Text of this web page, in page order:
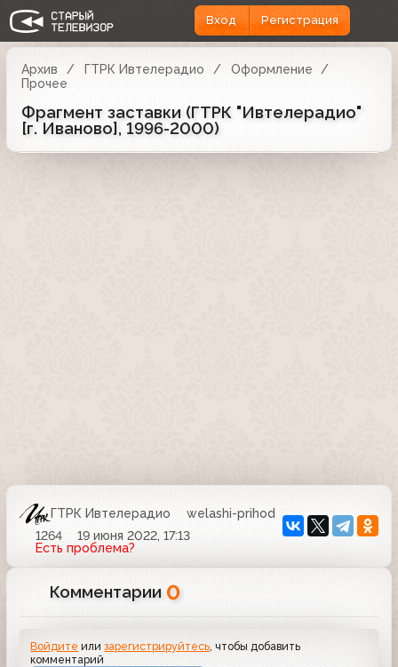
Вход Регистрация
Архив ГТРК Ивтелерадио
Оформление
Прочее
Фрагмент заставки (ГТРК "Ивтелерадио"
[г. Иваново], 1996-2000)
ГТРК Ивтелерадио
welashi-prihod
1264
19 июня 2022, 17:13
Есть проблема?
Комментарии 0
Войдите илизарегистрируйтесь , чтобы добавить
комментарий